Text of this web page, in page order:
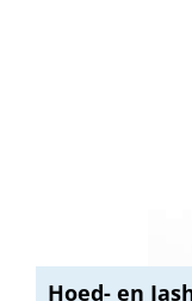
Hoed- en